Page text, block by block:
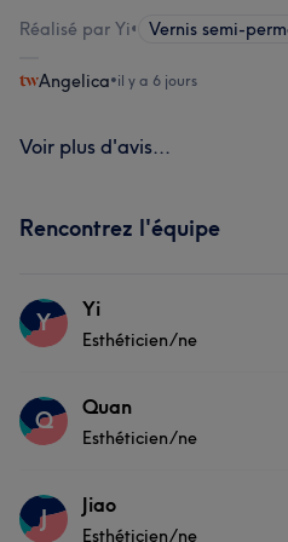
Réalisé par Yi• Vernis semi-
Angelica•il y a 6 jours
Voir plus d'avis...
Rencontrez l'équipe
Y Yi
Esthéticien/ne
Prestations
Q Quan
Esthéticien/ne
Prestations
J Jiao
Esthéticien/ne